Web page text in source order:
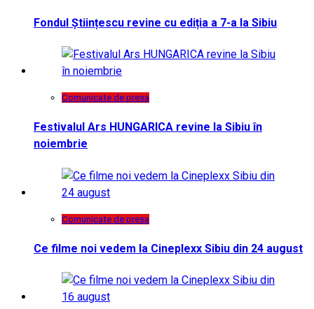
Fondul Științescu revine cu ediția a 7-a la Sibiu
Comunicate de presa
Festivalul Ars HUNGARICA revine la Sibiu în
noiembrie
Comunicate de presa
Ce filme noi vedem la Cineplexx Sibiu din 24 august